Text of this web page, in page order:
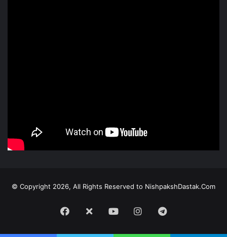
© Copyright 2026, All Rights Reserved to NishpakshDastak.Com
Facebook
X YoutubeInstagramTelegram